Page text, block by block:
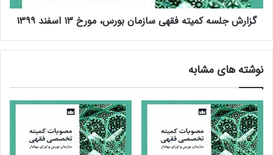
ق
ن
ک
ی
ه
ه
ف
ق
ی
س
گزارش جلسه کمیته فقهی سازمان بورس، مورخ ۱۳ اسفند ۱۳۹۹
نوشته های مشابه